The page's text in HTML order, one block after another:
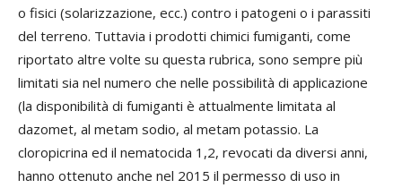
o fisici (solarizzazione, ecc.) contro i patogeni o i parassiti
del terreno. Tuttavia i prodotti chimici fumiganti, come
riportato altre volte su questa rubrica, sono sempre più
limitati sia nel numero che nelle possibilità di applicazione
(la disponibilità di fumiganti è attualmente limitata al
dazomet, al metam sodio, al metam potassio. La
cloropicrina ed il nematocida 1,2, revocati da diversi anni,
hanno ottenuto anche nel 2015 il permesso di uso in